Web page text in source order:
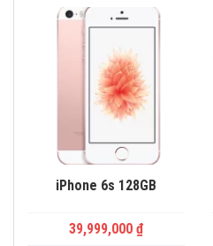
iPhone 6s 128GB
39,999,000 ₫